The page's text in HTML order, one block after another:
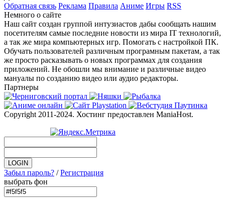
Обратная связь Реклама Правила Аниме Игры RSS
Немного о сайте
Наш сайт создан группой интузиастов дабы сообщать нашим
посетителям самые последние новости из мира IT технологий,
а так же мира компьютерных игр. Помогать с настройкой ПК.
Обучать пользователей различным програмным пакетам, а так
же просто расказывать о новых программах для создания
приложений. Не обошли мы внимание и различные видео
мануалы по созданию видео или аудио редакторы.
Партнеры
Copyright 2011-2024. Хостинг предоставлен ManiaHost.
Забыл пароль? /Регистрация
выбрать фон